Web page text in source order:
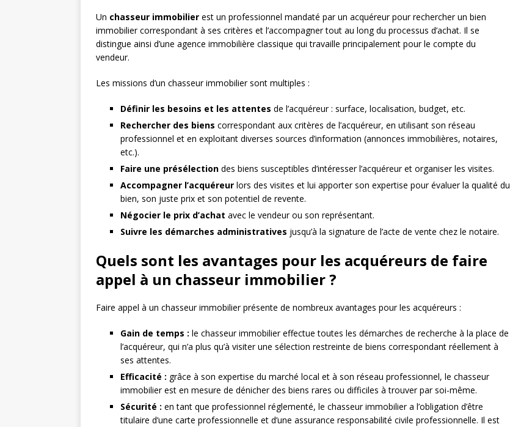
Un chasseur immobilier est un professionnel mandaté par un acquéreur pour rechercher un bien
immobilier correspondant à ses critères et l’accompagner tout au long du processus d’achat. Il se
distingue ainsi d’une agence immobilière classique qui travaille principalement pour le compte du
vendeur.
Les missions d’un chasseur immobilier sont multiples :
Définir les besoins et les attentes de l’acquéreur : surface, localisation, budget, etc.
Rechercher des biens correspondant aux critères de l’acquéreur, en utilisant son réseau
professionnel et en exploitant diverses sources d’information (annonces immobilières, notaires,
etc.).
Faire une présélection des biens susceptibles d’intéresser l’acquéreur et organiser les visites.
Accompagner l’acquéreur lors des visites et lui apporter son expertise pour évaluer la qualité du
bien, son juste prix et son potentiel de revente.
Négocier le prix d’achat avec le vendeur ou son représentant.
Suivre les démarches administratives jusqu’à la signature de l’acte de vente chez le notaire.
Quels sont les avantages pour les acquéreurs de faire
appel à un chasseur immobilier ?
Faire appel à un chasseur immobilier présente de nombreux avantages pour les acquéreurs :
Gain de temps : le chasseur immobilier effectue toutes les démarches de recherche à la place de
l’acquéreur, qui n’a plus qu’à visiter une sélection restreinte de biens correspondant réellement à
ses attentes.
Efficacité : grâce à son expertise du marché local et à son réseau professionnel, le chasseur
immobilier est en mesure de dénicher des biens rares ou difficiles à trouver par soi-même.
Sécurité : en tant que professionnel réglementé, le chasseur immobilier a l’obligation d’être
titulaire d’une carte professionnelle et d’une assurance responsabilité civile professionnelle. Il est